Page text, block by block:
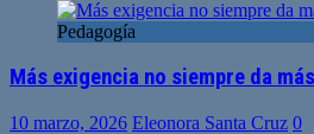
Pedagogía
Más exigencia no siempre da
10 marzo, 2026 Eleonora Santa Cruz 0